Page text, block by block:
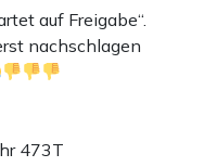
auf Freigabe“.
nachschlagen
473T